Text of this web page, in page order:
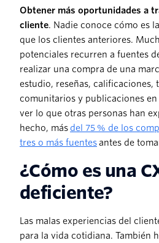
Obtener más oportunidades a
cliente. Nadie conoce cómo es
que los clientes anteriores.
potenciales recurren a fuentes
realizar una compra de una
estudio, reseñas, calificaciones,
comunitarios y publicaciones en
ver lo que otras personas han
hecho, más del 75 % de los
tres o más fuentes antes de
¿Cómo es una
deficiente?
Las malas experiencias del
para la vida cotidiana. También